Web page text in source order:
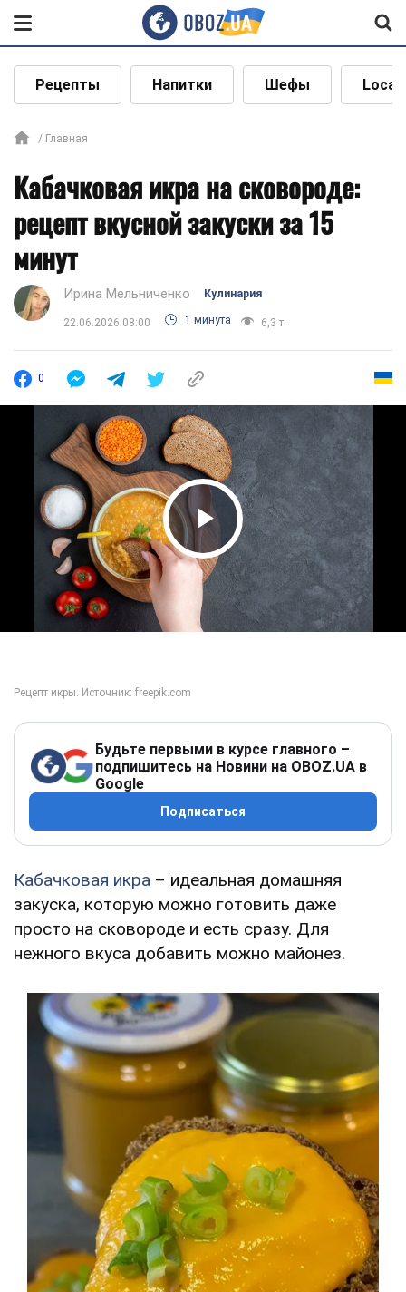
Рецепты Напитки Шефы Local
Главная
Кабачковая икра на сковороде:
рецепт вкусной закуски за 15
минут
Ирина Мельниченко Кулинария
22.06.2026 08:00 1 минута 6,3 т.
0
Play Video
Будьте первыми в курсе главного –
подпишитесь на Новини на OBOZ.UA в
Google
Подписаться
Кабачковая икра – идеальная домашняя
закуска, которую можно готовить даже
просто на сковороде и есть сразу. Для
нежного вкуса добавить можно майонез.